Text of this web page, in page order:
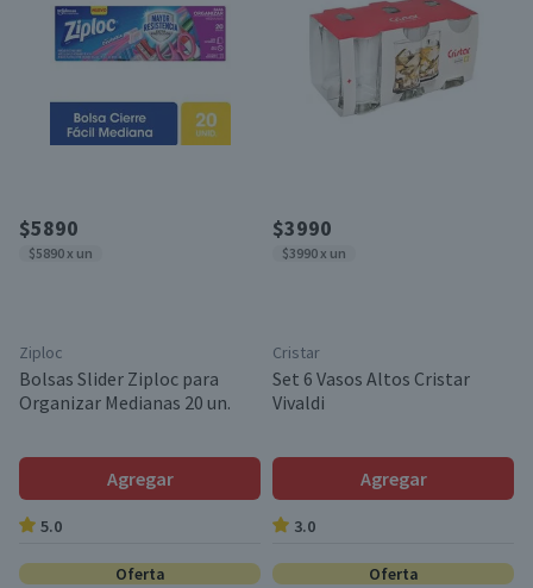
$5890
$5890 x un
Ziploc
Bolsas Slider Ziploc para
Organizar Medianas 20 un.
Agregar
5.0
$3990
$3990 x un
Cristar
Set 6 Vasos Altos Cristar
Vivaldi
Agregar
3.0
Oferta Oferta